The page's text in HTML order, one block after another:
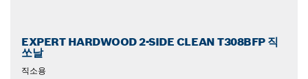
EXPERT HARDWOOD 2-SIDE CLEAN T308BFP 직
쏘날
직소용